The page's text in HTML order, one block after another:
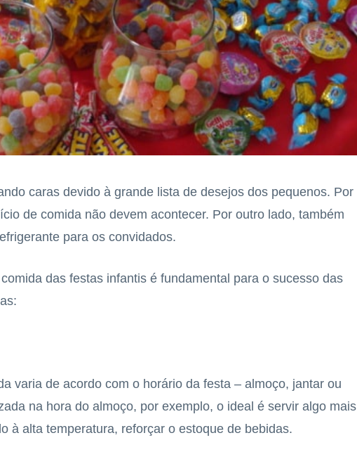
caras devido à grande lista de desejos dos pequenos. Por
de comida não devem acontecer. Por outro lado, também
para os convidados.
das festas infantis é fundamental para o sucesso das
varia de acordo com o horário da festa – almoço, jantar ou
na hora do almoço, por exemplo, o ideal é servir algo mais
à alta temperatura, reforçar o estoque de bebidas.